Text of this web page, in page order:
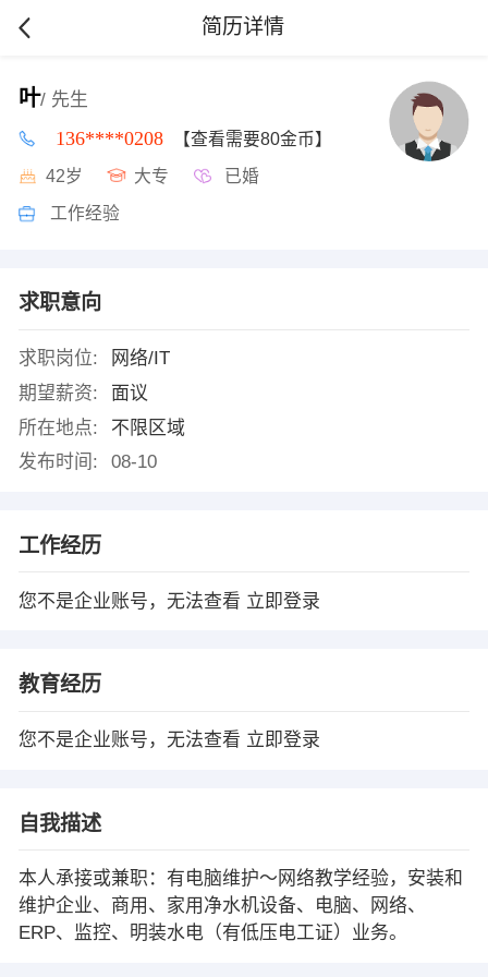
简历详情
叶/ 先生
136****0208 【查看需要80金币】
42岁 大专 已婚
工作经验
求职意向
求职岗位:
网络/IT
期望薪资:
面议
所在地点:
不限区域
发布时间:
08-10
工作经历
您不是企业账号，无法查看 立即登录
教育经历
您不是企业账号，无法查看 立即登录
自我描述
本人承接或兼职：有电脑维护～网络教学经验，安装和
维护企业、商用、家用净水机设备、电脑、网络、
ERP、监控、明装水电（有低压电工证）业务。